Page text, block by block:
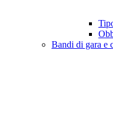
Bandi di gara e